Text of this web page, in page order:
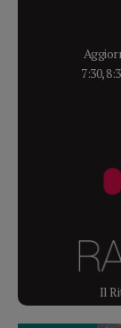
7:30,
Il